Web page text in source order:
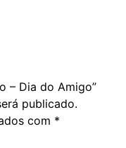
– Dia do Amigo”
publicado.
com *